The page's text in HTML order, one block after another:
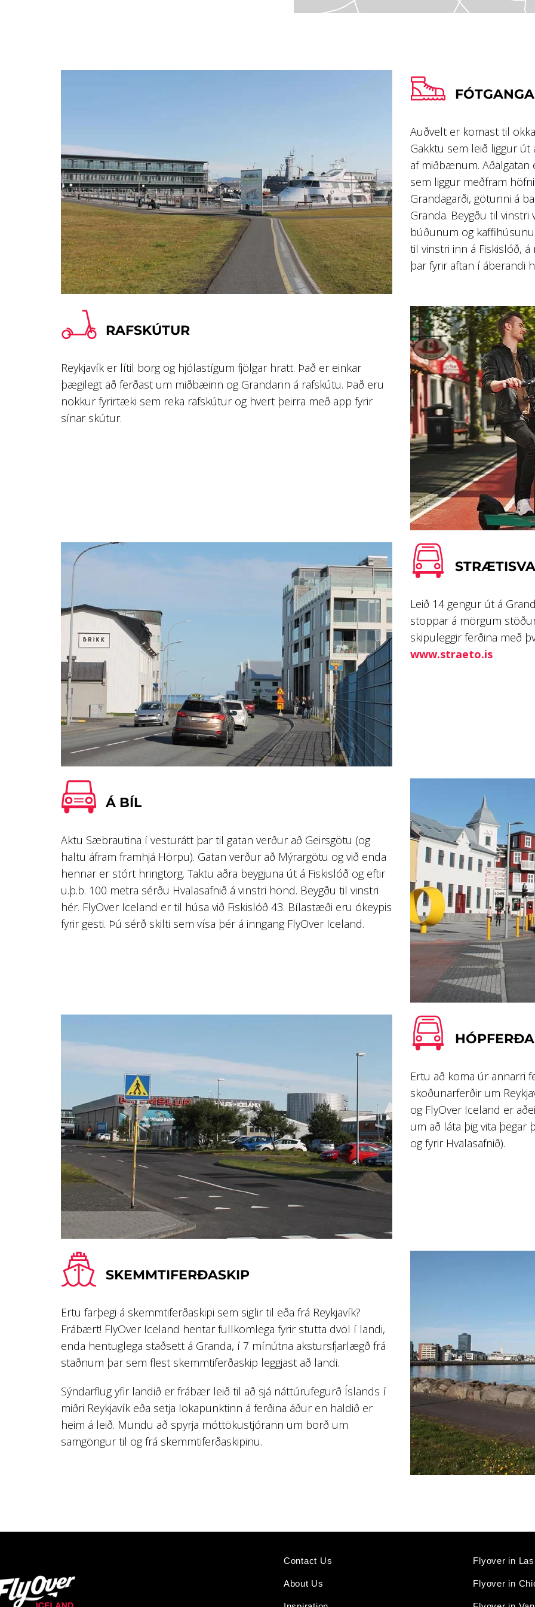
Auðvelt er komast til
Gakktu sem leið liggur
af miðbænum. Aðalgatan
sem liggur meðfram
Grandagarði, götunni á
Granda. Beygðu til vinstri
búðunum og
til vinstri inn á Fiskislóð,
þar fyrir aftan í áberandi
RAFSKÚTUR
Reykjavík er lítil borg og hjólastígum fjölgar hratt. Það er einkar
þægilegt að ferðast um miðbæinn og Grandann á rafskútu. Það eru
nokkur fyrirtæki sem reka rafskútur og hvert þeirra með app fyrir
sínar skútur.
Leið 14 gengur út á
stoppar á mörgum
skipuleggir ferðina með
www.straeto.is
Á BÍL
Aktu Sæbrautina í vesturátt þar til gatan verður að Geirsgötu (og
haltu áfram framhjá Hörpu). Gatan verður að Mýrargötu og við enda
hennar er stórt hringtorg. Taktu aðra beygjuna út á Fiskislóð og eftir
u.þ.b. 100 metra sérðu Hvalasafnið á vinstri hönd. Beygðu til vinstri
hér. FlyOver Iceland er til húsa við Fiskislóð 43. Bílastæði eru ókeypis
fyrir gesti. Þú sérð skilti sem vísa þér á inngang FlyOver Iceland.
Ertu að koma úr annarri
skoðunarferðir um
og FlyOver Iceland er
um að láta þig vita þegar
og fyrir Hvalasafnið).
SKEMMTIFERÐASKIP
Ertu farþegi á skemmtiferðaskipi sem siglir til eða frá Reykjavík?
Frábært! FlyOver Iceland hentar fullkomlega fyrir stutta dvöl í landi,
enda hentuglega staðsett á Granda, í 7 mínútna akstursfjarlægð frá
staðnum þar sem flest skemmtiferðaskip leggjast að landi.
Sýndarflug yfir landið er frábær leið til að sjá náttúrufegurð Íslands í
miðri Reykjavík eða setja lokapunktinn á ferðina áður en haldið er
heim á leið. Mundu að spyrja móttökustjórann um borð um
samgöngur til og frá skemmtiferðaskipinu.
Contact Us
About Us
Flyover in
Flyover in